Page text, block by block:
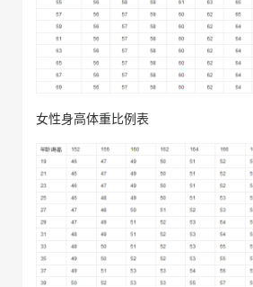
女性身高体重比例表